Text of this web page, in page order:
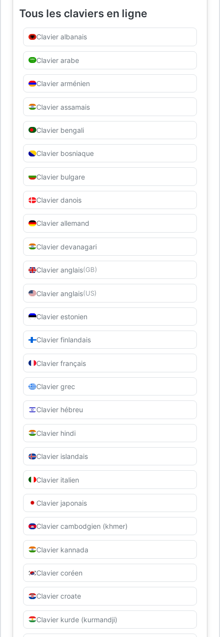
Tous les claviers en ligne
Clavier albanais
Clavier arabe
Clavier arménien
Clavier assamais
Clavier bengali
Clavier bosniaque
Clavier bulgare
Clavier danois
Clavier allemand
Clavier devanagari
Clavier anglais(GB)
Clavier anglais(US)
Clavier estonien
Clavier finlandais
Clavier français
Clavier grec
Clavier hébreu
Clavier hindi
Clavier islandais
Clavier italien
Clavier japonais
Clavier cambodgien (khmer)
Clavier kannada
Clavier coréen
Clavier croate
Clavier kurde (kurmandji)